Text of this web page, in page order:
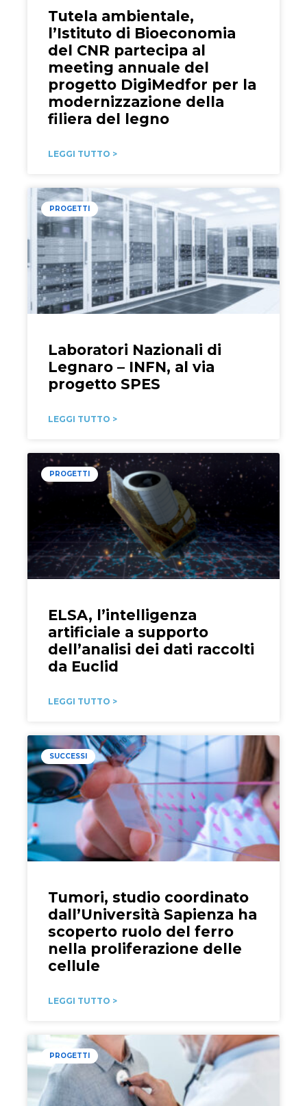
Tutela ambientale,
l’Istituto di Bioeconomia
del CNR partecipa al
meeting annuale del
progetto DigiMedfor per la
modernizzazione della
filiera del legno
LEGGI TUTTO >
PROGETTI
Laboratori Nazionali di
Legnaro – INFN, al via
progetto SPES
LEGGI TUTTO >
PROGETTI
ELSA, l’intelligenza
artificiale a supporto
dell’analisi dei dati raccolti
da Euclid
LEGGI TUTTO >
SUCCESSI
Tumori, studio coordinato
dall’Università Sapienza ha
scoperto ruolo del ferro
nella proliferazione delle
cellule
LEGGI TUTTO >
PROGETTI